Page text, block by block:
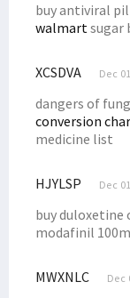
buy antiviral
walmartsugar
XCSDVA Dec
dangers of
conversion
medicine list
HJYLSP Dec
buy duloxetine
modafinil
MWXNLC Dec